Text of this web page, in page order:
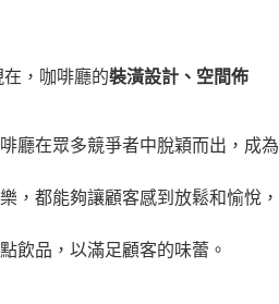
，咖啡廳的裝潢設計、空間佈
廳在眾多競爭者中脫穎而出，成為
，都能夠讓顧客感到放鬆和愉悅，
飲品，以滿足顧客的味蕾。